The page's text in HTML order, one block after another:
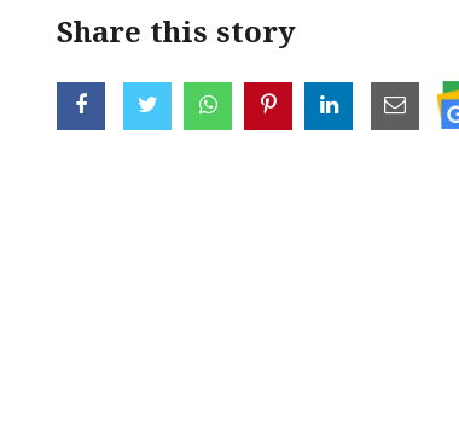
Share this story